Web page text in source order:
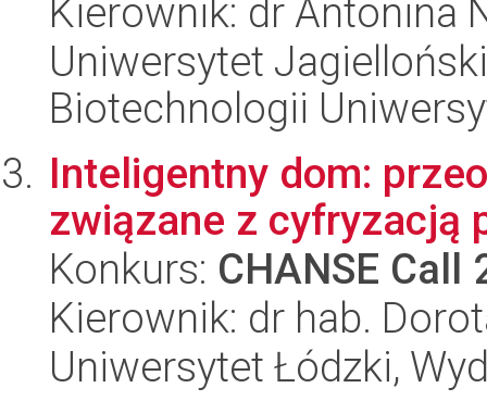
Kierownik: dr Antonina
Uniwersytet
Biotechnologii
Inteligentny dom:
związane z cyfryzacją
Konkurs: CHANSE Call
Kierownik: dr hab.
Uniwersytet Łódzki,